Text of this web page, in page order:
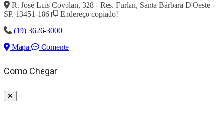
R. José Luís Covolan, 328 - Res. Furlan, Santa Bárbara D'Oeste -
SP, 13451-186
Endereço copiado!
(19) 3626-3000
Mapa
Comente
Como Chegar